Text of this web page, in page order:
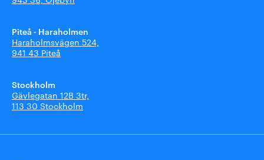
Piteå - Haraholmen
Haraholmsvägen 524,
941 43 Piteå
Stockholm
Gävlegatan 12B 3tr,
113 30 Stockholm